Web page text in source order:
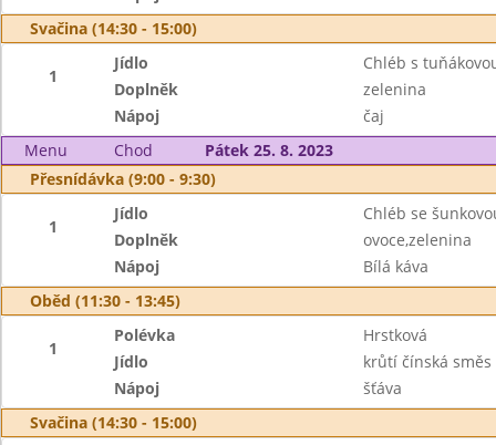
Svačina (14:30 - 15:00)
1
Jídlo
Chléb s
Doplněk
zelenina
Nápoj
čaj
Menu
Chod
Pátek 25. 8. 2023
Přesnídávka (9:00 - 9:30)
1
Jídlo
Chléb se
Doplněk
ovoce,zelenina
Nápoj
Bílá káva
Oběd (11:30 - 13:45)
1
Polévka
Hrstková
Jídlo
krůtí čínská
Nápoj
šťáva
Svačina (14:30 - 15:00)